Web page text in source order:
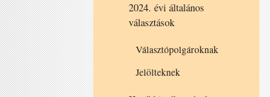
2024. évi általános
választások
Választópolgároknak
Jelölteknek